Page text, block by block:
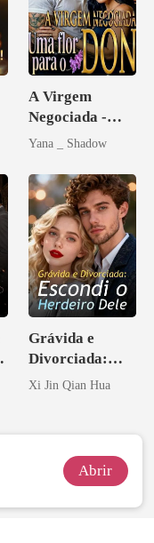
A Virgem
Negociada -
Uma flor para o
Yana _ Shadow
Grávida e
Divorciada:
Escondi o
Xi Jin Qian Hua
Abrir